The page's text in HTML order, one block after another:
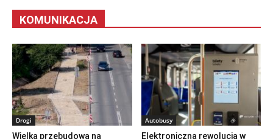
KOMUNIKACJA
Drogi
Wielka przebudowa na
Autobusy
Elektroniczna rewolucja w